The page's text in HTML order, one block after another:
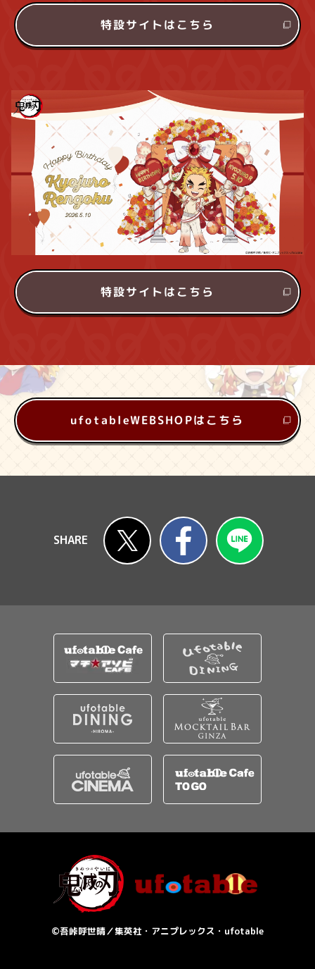
特設サイトはこちら
特設サイトはこちら
ufotableWEBSHOPはこちら
SHARE
Twitter FaceBook LINE
©吾峠呼世晴／集英社・アニプレックス・ufotable